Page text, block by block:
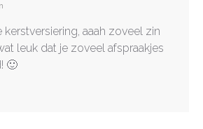
aaah zoveel zin
leuk dat je zoveel afspraakjes
🙂